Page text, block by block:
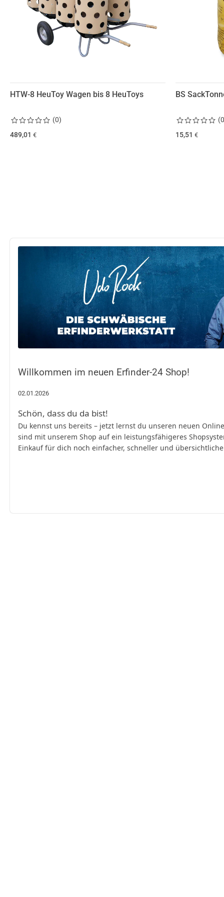
HTW-8 HeuToy Wagen bis 8 HeuToys
(0)
489,01 €
BS
(0
15,51 €
Willkommen im neuen Erfinder-24 Shop!
02.01.2026
Schön, dass du da bist!
Du kennst uns bereits – jetzt lernst du unseren neuen
sind mit unserem Shop auf ein leistungsfähigeres
Einkauf für dich noch einfacher, schneller und